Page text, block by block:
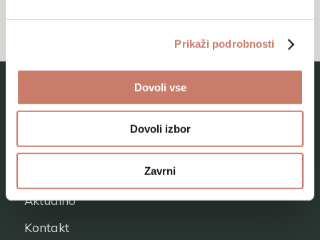
Prikaži podrobnosti
Dovoli vse
Dovoli izbor
Zavrni
MESTNI MUZEJ IDRIJA
O muzeju
Aktualno
Kontakt